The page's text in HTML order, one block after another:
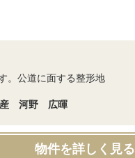
。公道に面する整形地
産 河野 広暉
物件を詳しく見る